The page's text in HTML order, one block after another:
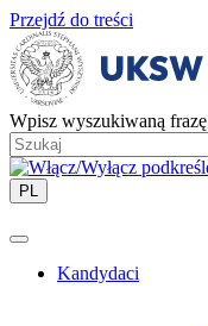
Przejdź do treści
Wpisz wyszukiwaną frazę
PL
Kandydaci